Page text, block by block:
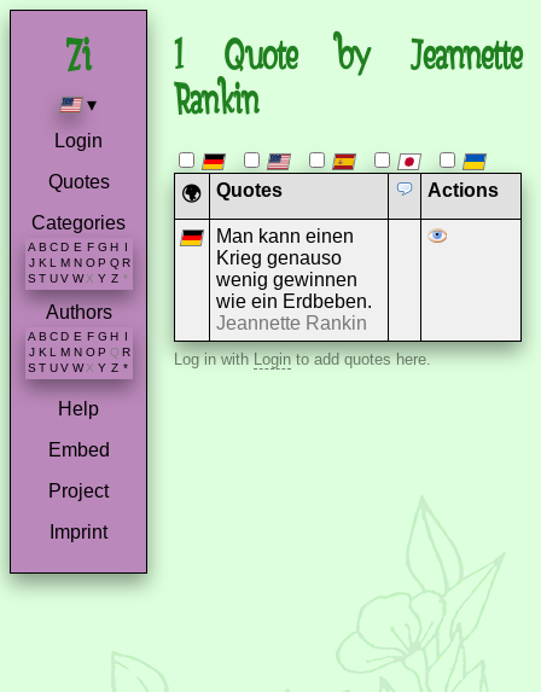
▾
Login
Quotes
Categories
A B C D E F G H I
J K L M N O P Q R
S T U V W X Y Z *
Authors
A B C D E F G H
J K L M N O P Q R
S T U V W X Y Z *
Help
Embed
Project
Imprint
1 Quote by Jeannette
Rankin
🌍 Quotes Actions
Man kann einen
Krieg genauso
wenig gewinnen
wie ein Erdbeben.
Jeannette Rankin
Log in withLoginto add quotes here.